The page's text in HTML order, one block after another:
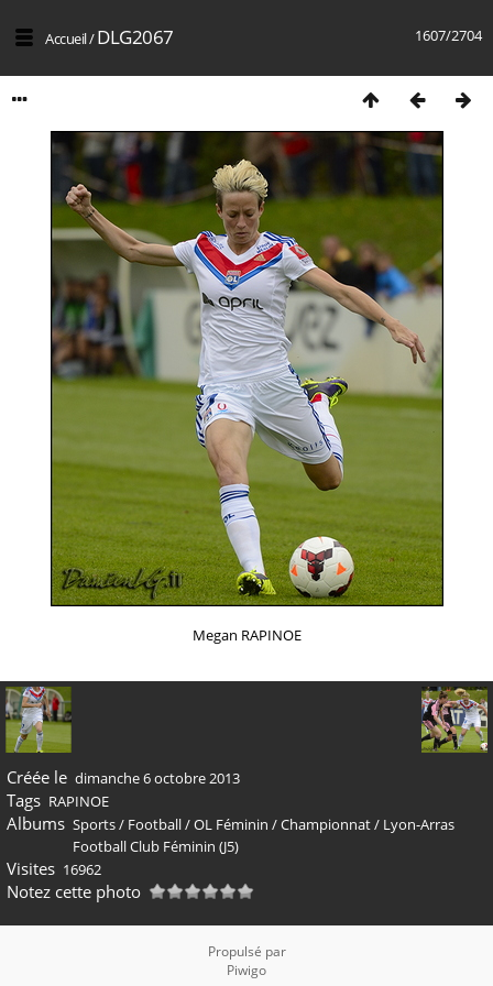
1607/2704
Accueil/DLG2067
Megan RAPINOE
Créée le dimanche 6 octobre 2013
Tags RAPINOE
Albums Sports/ Football/OL Féminin /Championnat/ Lyon-Arras
Football Club Féminin (J5)
Visites 16962
Notez cette photo
Propulsé par
Piwigo